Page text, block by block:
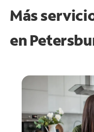
Más
en